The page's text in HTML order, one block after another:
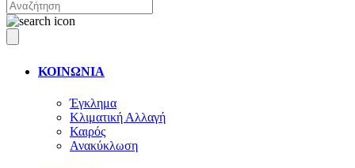
ΚΟΙΝΩΝΙΑ
Έγκλημα
Κλιματική Αλλαγή
Καιρός
Ανακύκλωση